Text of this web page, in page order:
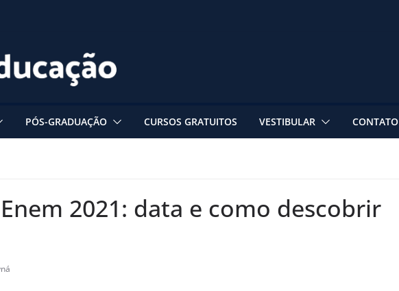
PÓS-GRADUAÇÃO CURSOS GRATUITOS VESTIBULAR CONTATO
2021: data e como descobrir